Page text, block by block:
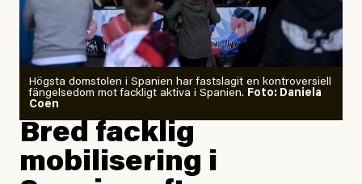
Högsta domstolen i Spanien har fastslagit en kontroversiell
fängelsedom mot fackligt aktiva i Spanien. Foto: Daniela
Coen
Bred facklig
mobilisering i